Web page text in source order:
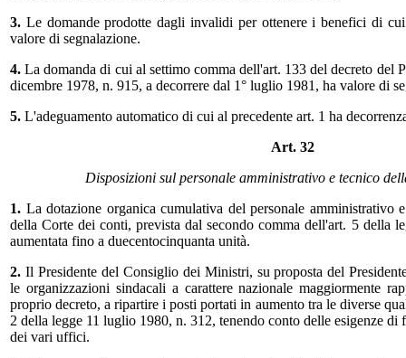
3. Le domande prodotte dagli invalidi per ottenere i benefici di
valore di segnalazione.
4.La domanda di cui al settimo comma dell'art. 133 del decreto del
dicembre 1978, n. 915, a decorrere dal 1° luglio 1981, ha valore di
5. L'adeguamento automatico di cui al precedente art. 1 ha
Art. 32
Disposizioni sul personale amministrativo e tecnico
1. La dotazione organica cumulativa del personale amministrativo
della Corte dei conti, prevista dal secondo comma dell'art. 5 della
aumentata fino a duecentocinquanta unità.
2. Il Presidente del Consiglio dei Ministri, su proposta del
le organizzazioni sindacali a carattere nazionale maggiormente
proprio decreto, a ripartire i posti portati in aumento tra le diverse
2 della legge 11 luglio 1980, n. 312, tenendo conto delle esigenze di
dei vari uffici.